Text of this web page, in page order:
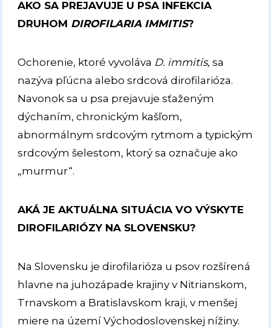
AKO SA PREJAVUJE U PSA INFEKCIA
DRUHOM DIROFILARIA IMMITIS?
Ochorenie, ktoré vyvoláva D. immitis, sa
nazýva pľúcna alebo srdcová dirofilarióza.
Navonok sa u psa prejavuje sťaženým
dýchaním, chronickým kašľom,
abnormálnym srdcovým rytmom a typickým
srdcovým šelestom, ktorý sa označuje ako
„murmur“.
AKÁ JE AKTUÁLNA SITUÁCIA VO VÝSKYTE
DIROFILARIÓZY NA SLOVENSKU?
Na Slovensku je dirofilarióza u psov rozšírená
hlavne na juhozápade krajiny v Nitrianskom,
Trnavskom a Bratislavskom kraji, v menšej
miere na území Východoslovenskej nížiny.